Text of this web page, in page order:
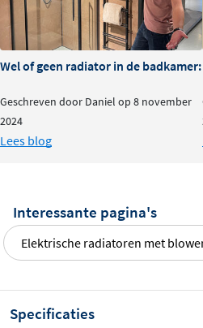
Open raam detectie
plotse
vriesmodus, wat uw
bedieningsscherm
Comfort-, ECO- en anti-
Het filter is naar links of
gemakkelijk onderhoud
verwarmingselement van
Klasse II apparaat voor extra
Wel of geen radiator in de
Geschreven door Daniel op 8 november
2024
Lees blog
Interessante pagina's
Elektrische radiatoren met
Specificaties